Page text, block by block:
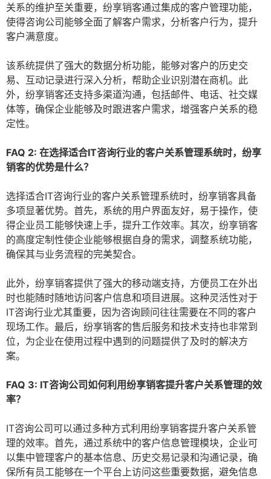
关系的维护至关重要，纷享销客通过集成的客户管理功能，
使得咨询公司能够全面了解客户需求，分析客户行为，提升
客户满意度。
该系统提供了强大的数据分析功能，能够对客户的历史交
易、互动记录进行深入分析，帮助企业识别潜在商机。此
外，纷享销客还支持多渠道沟通，包括邮件、电话、社交媒
体等，确保企业能够及时跟进客户需求，增强客户关系的稳
定性。
FAQ 2: 在选择适合IT咨询行业的客户关系管理系统时，纷享
销客的优势是什么？
选择适合IT咨询行业的客户关系管理系统时，纷享销客具备
多项显著优势。首先，系统的用户界面友好，易于操作，使
得企业员工能够快速上手，提升工作效率。其次，纷享销客
的高度定制性使企业能够根据自身的需求，调整系统功能，
确保其与业务流程的完美契合。
此外，纷享销客提供了强大的移动端支持，方便员工在外出
时也能随时随地访问客户信息和项目进展。这种灵活性对于
IT咨询行业尤其重要，因为咨询顾问往往需要在不同的客户
现场工作。最后，纷享销客的售后服务和技术支持也非常到
位，为企业在使用过程中遇到的问题提供了及时的解决方
案。
FAQ 3: IT咨询公司如何利用纷享销客提升客户关系管理的效
率？
IT咨询公司可以通过多种方式利用纷享销客提升客户关系管
理的效率。首先，通过系统中的客户信息管理模块，企业可
以集中管理客户的基本信息、历史交易记录和沟通记录，确
保所有员工能够在一个平台上访问这些重要数据，避免信息